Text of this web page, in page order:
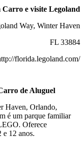
Carro e visite Legoland
Way, Winter Haven
FL 33884
florida.legoland.com/
de Aluguel
Haven, Orlando,
é um parque familiar
Oferece
e 12 anos.